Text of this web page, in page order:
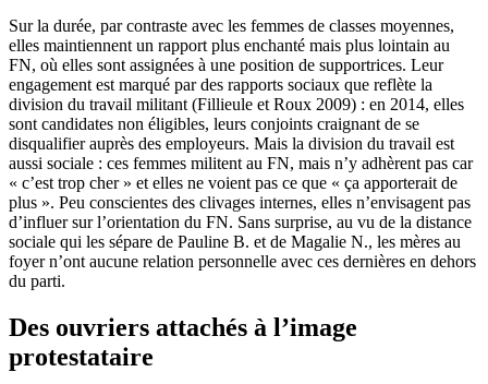
Sur la durée, par contraste avec les femmes de classes moyennes,
elles maintiennent un rapport plus enchanté mais plus lointain au
FN, où elles sont assignées à une position de supportrices. Leur
engagement est marqué par des rapports sociaux que reflète la
division du travail militant (Fillieule et Roux 2009) : en 2014, elles
sont candidates non éligibles, leurs conjoints craignant de se
disqualifier auprès des employeurs. Mais la division du travail est
aussi sociale : ces femmes militent au FN, mais n’y adhèrent pas car
« c’est trop cher » et elles ne voient pas ce que « ça apporterait de
plus ». Peu conscientes des clivages internes, elles n’envisagent pas
d’influer sur l’orientation du FN. Sans surprise, au vu de la distance
sociale qui les sépare de Pauline B. et de Magalie N., les mères au
foyer n’ont aucune relation personnelle avec ces dernières en dehors
du parti.
Des ouvriers attachés à l’image
protestataire